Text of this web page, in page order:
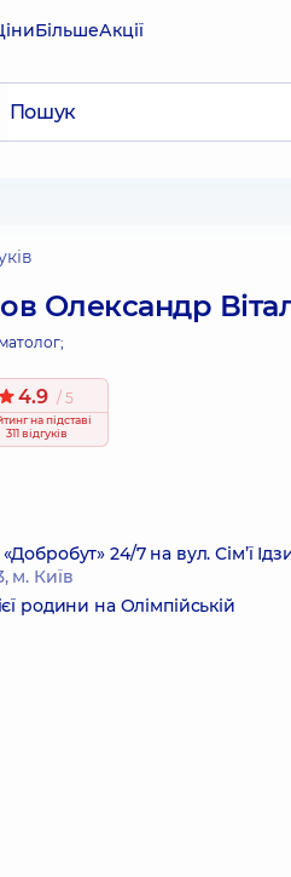
БільшеАкції
Олександр
4.9 / 5
на підставі
311 відгуків
24/7 на вул. Сім’ї
м. Київ
родини на Олімпійській